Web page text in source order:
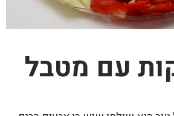
עם מטבל